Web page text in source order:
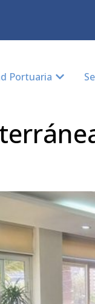
Portuaria